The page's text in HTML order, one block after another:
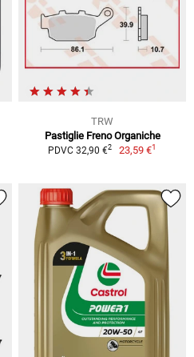
TRW
Pastiglie Freno Organiche
PDVC 32,90 €2 23,59 €1